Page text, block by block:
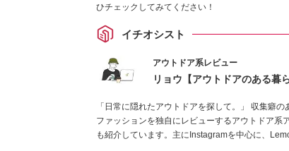
ひチェックしてみてください！
イチオシスト
アウトドア系レビュー
リョウ【アウトドアのある暮ら
「日常に隠れたアウトドアを探して。」 収集癖
ファッションを独自にレビューするアウトドア系
も紹介しています。主にInstagramを中心に、